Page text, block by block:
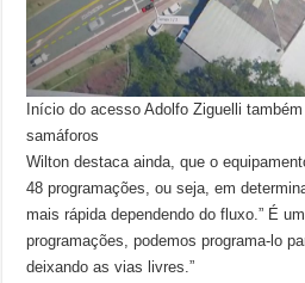
Início do acesso Adolfo Ziguelli
samáforos
Wilton destaca ainda, que o
48 programações, ou seja, em
mais rápida dependendo do fluxo.” É
programações, podemos programa-lo
deixando as vias livres.”